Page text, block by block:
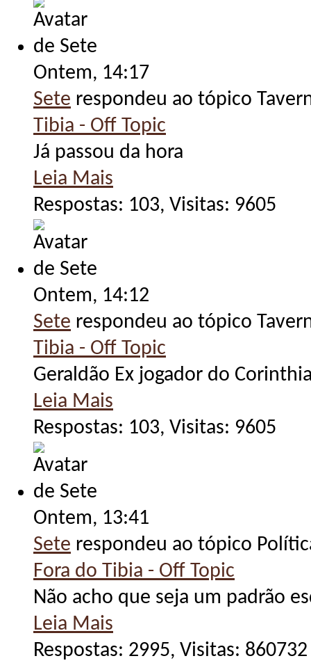
Ontem, 14:17
Sete respondeu ao tópico
Tibia - Off Topic
Já passou da hora
Leia Mais
Respostas: 103, Visitas: 9605
Ontem, 14:12
Sete respondeu ao tópico
Tibia - Off Topic
Geraldão Ex jogador do
Leia Mais
Respostas: 103, Visitas: 9605
Ontem, 13:41
Sete respondeu ao tópico
Fora do Tibia - Off Topic
Não acho que seja um padrão
Leia Mais
Respostas: 2995, Visitas: 860732